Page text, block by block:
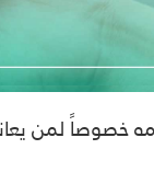
خصوصاً لمن